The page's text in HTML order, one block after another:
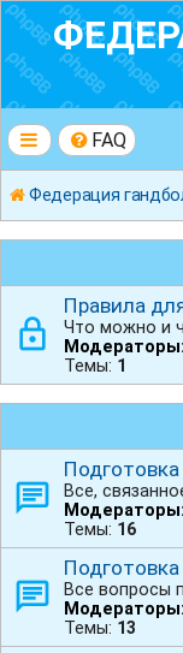
FAQ
Федерация
Правила
Что можно и
Модераторы:
Темы: 1
Все,
Модераторы:
Темы: 16
Все вопросы
Модераторы:
Темы: 13